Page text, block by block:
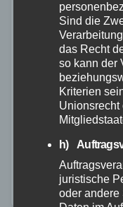
bringt 400
zusammen
28. MAI 2025
Am vergangenen
Einsatzkräfte der
Leitstellenbereich
Beweis. An
gemeinsam mit
Sind die
das Recht
so kann der
Kriterien
Unionsrecht
h)
juristische
oder andere